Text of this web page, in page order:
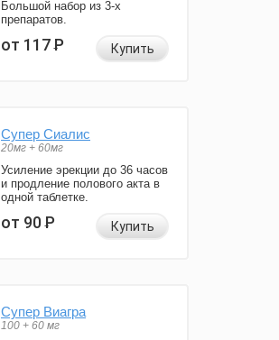
Большой набор из 3-х
препаратов.
от 117Р Купить
Супер Сиалис
20мг + 60мг
Усиление эрекции до 36 часов
и продление полового акта в
одной таблетке.
от 90Р Купить
Супер Виагра
100 + 60 мг